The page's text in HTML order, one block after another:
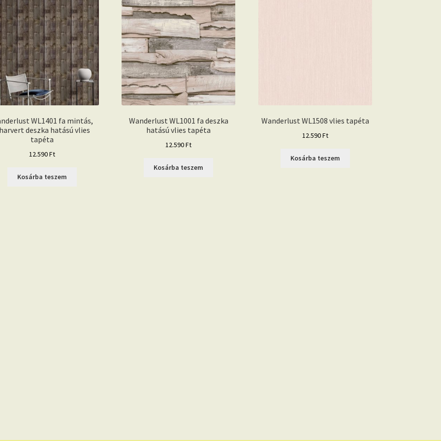
WL1401 fa mintás,
deszka hatású vlies
tapéta
12.590Ft
Kosárba teszem
Wanderlust WL1001 fa deszka
hatású vlies tapéta
12.590Ft
Kosárba teszem
Wanderlust WL1508 vlies tapéta
12.590Ft
Kosárba teszem